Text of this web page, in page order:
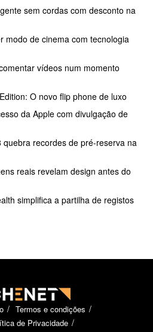
sem cordas com desconto na
modo de cinema com tecnologia
vídeos num momento
O novo flip phone de luxo
da Apple com divulgação de
recordes de pré-reserva na
reais revelam design antes do
simplifica a partilha de registos
Termos e condições
de Privacidade